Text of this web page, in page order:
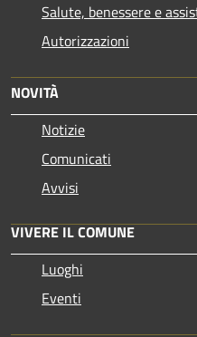
Salute, benessere e
Autorizzazioni
NOVITÀ
Notizie
Comunicati
Avvisi
VIVERE IL COMUNE
Luoghi
Eventi